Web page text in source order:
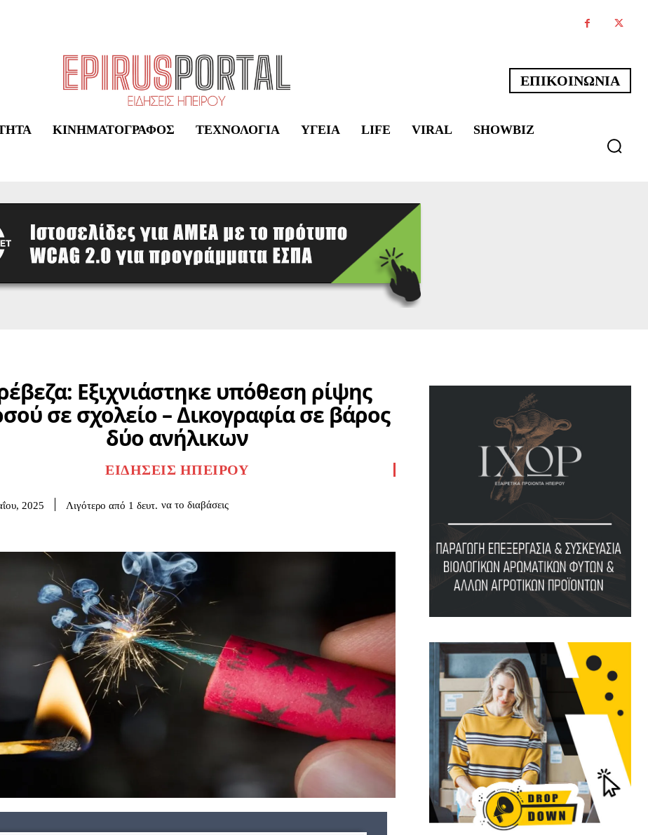
ΕΠΙΚΟΙΝΩΝΙΑ
ΚΙΝΗΜΑΤΟΓΡΆΦΟΣ ΤΕΧΝΟΛΟΓΊΑ ΥΓΕΊΑ LIFE VIRAL SHOWBIZ
Εξιχνιάστηκε υπόθεση ρίψης
σε σχολείο – Δικογραφία σε βάρος
δύο ανήλικων
ΕΙΔΉΣΕΙΣ ΗΠΕΊΡΟΥ
2025 Λιγότερο από 1 δευτ. να το διαβάσεις